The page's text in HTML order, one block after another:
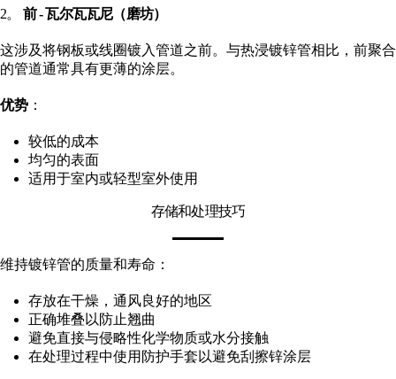
2。 前 - 瓦尔瓦瓦尼（磨坊）
这涉及将钢板或线圈镀入管道之前。与热浸镀锌管相比，前聚合
的管道通常具有更薄的涂层。
优势 ：
较低的成本
均匀的表面
适用于室内或轻型室外使用
存储和处理技巧
维持镀锌管的质量和寿命：
存放在干燥，通风良好的地区
正确堆叠以防止翘曲
避免直接与侵略性化学物质或水分接触
在处理过程中使用防护手套以避免刮擦锌涂层